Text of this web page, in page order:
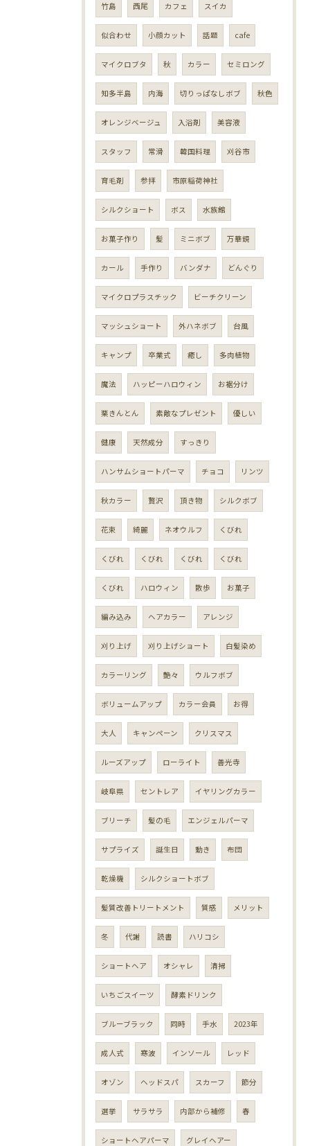
竹島 西尾 カフェ スイカ
似合わせ 小顔カット 話題 cafe
マイクロブタ 秋 カラー セミロング
知多半島 内海 切りっぱなしボブ 秋色
オレンジベージュ 入浴剤 美容液
スタッフ 常滑 韓国料理 刈谷市
育毛剤 参拝 市原稲荷神社
シルクショート ボス 水族館
お菓子作り 髪 ミニボブ 万華鏡
カール 手作り バンダナ どんぐり
マイクロプラスチック ビーチクリーン
マッシュショート 外ハネボブ 台風
キャンプ 卒業式 癒し 多肉植物
魔法 ハッピーハロウィン お裾分け
栗きんとん 素敵なプレゼント 優しい
健康 天然成分 すっきり
ハンサムショートパーマ チョコ リンツ
秋カラー 贅沢 頂き物 シルクボブ
花束 綺麗 ネオウルフ くびれ
くびれ くびれ くびれ くびれ
くびれ ハロウィン 散歩 お菓子
編み込み ヘアカラー アレンジ
刈り上げ 刈り上げショート 白髪染め
カラーリング 艶々 ウルフボブ
ボリュームアップ カラー会員 お得
大人 キャンペーン クリスマス
ルーズアップ ローライト 善光寺
岐阜県 セントレア イヤリングカラー
ブリーチ 髪の毛 エンジェルパーマ
サプライズ 誕生日 動き 布団
乾燥機 シルクショートボブ
髪質改善トリートメント 質感 メリット
冬 代謝 読書 ハリコシ
ショートヘア オシャレ 清掃
いちごスイーツ 酵素ドリンク
ブルーブラック 同時 手水 2023年
成人式 寒波 インソール レッド
オゾン ヘッドスパ スカーフ 節分
選挙 サラサラ 内部から補修 春
ショートヘアパーマ グレイヘアー